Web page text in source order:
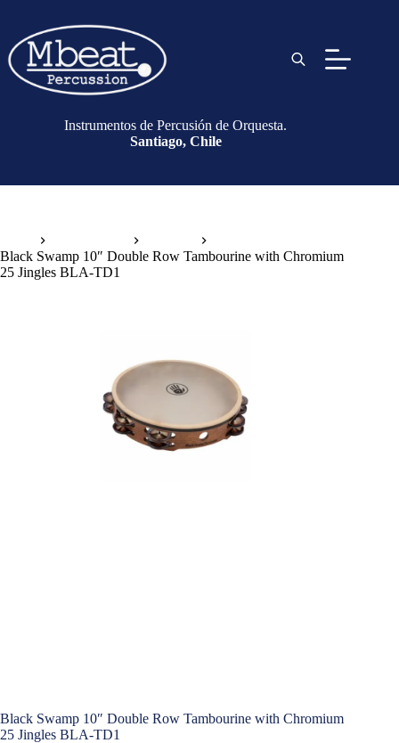
Instrumentos de Percusión de Orquesta.
Santiago, Chile
Black Swamp 10″ Double Row Tambourine with Chromium
25 Jingles BLA-TD1
Black Swamp 10″ Double Row Tambourine with Chromium
25 Jingles BLA-TD1